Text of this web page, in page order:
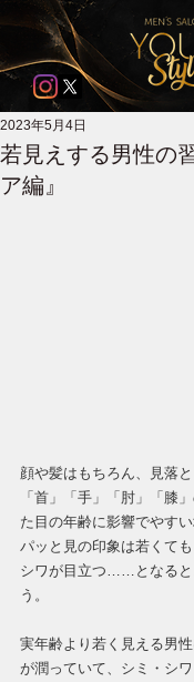
若見えする男性の
ア編』
2023年5月4日
顔や髪はもちろん、見落と
「首」「手」「肘」「膝
た目の年齢に影響でやすい
パッと見の印象は若くて
シワが目立つ……となると
う。
実年齢より若く見える男
が潤っていて、シミ・シ